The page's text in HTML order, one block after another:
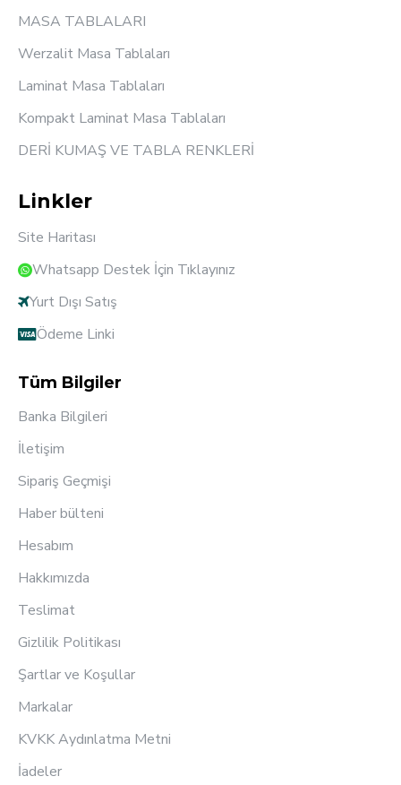
MASA TABLALARI
Werzalit Masa Tablaları
Laminat Masa Tablaları
Kompakt Laminat Masa Tablaları
DERİ KUMAŞ VE TABLA RENKLERİ
Linkler
Site Haritası
Whatsapp Destek İçin Tıklayınız
Yurt Dışı Satış
Ödeme Linki
Tüm Bilgiler
Banka Bilgileri
İletişim
Sipariş Geçmişi
Haber bülteni
Hesabım
Hakkımızda
Teslimat
Gizlilik Politikası
Şartlar ve Koşullar
Markalar
KVKK Aydınlatma Metni
İadeler